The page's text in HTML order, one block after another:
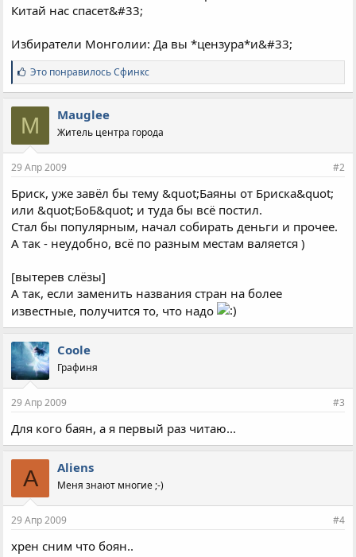
Китай нас спасет&#33;
Избиратели Монголии: Да вы *цензура*и&#33;
С
и
м
п
а
т
и
:
Это понравилосьСфинкс
M Mauglee
Житель центра города
29 Апр 2009 #2
Бриск, уже завёл бы тему &quot;Баяны от Бриска&quot;
или &quot;БоБ&quot; и туда бы всё постил.
Стал бы популярным, начал собирать деньги и прочее.
А так - неудобно, всё по разным местам валяется )
[вытерев слёзы]
А так, если заменить названия стран на более
известные, получится то, что надо
Coole
Графиня
29 Апр 2009 #3
Для кого баян, а я первый раз читаю...
A Aliens
Меня знают многие ;-)
29 Апр 2009 #4
хрен сним что боян..